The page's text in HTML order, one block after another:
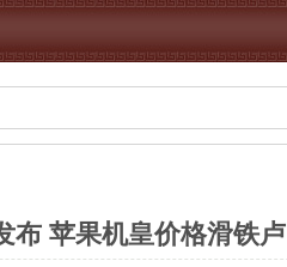
布 苹果机皇价格滑铁卢